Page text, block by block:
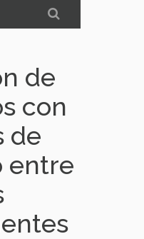
de
con
de
entre